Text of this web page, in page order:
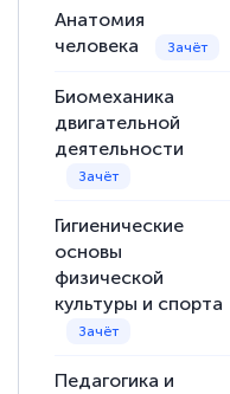
Анатомия
человека
Биомеханика
двигательной
деятельности
Гигиенические
основы
физической
культуры и спорта
Педагогика и